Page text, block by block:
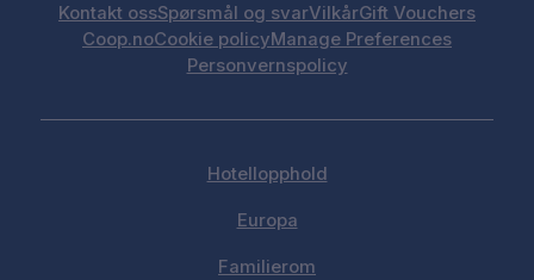
Kontakt ossSpørsmål og svarVilkårGift Vouchers
Coop.noCookie policyManage Preferences
Personvernspolicy
Hotellopphold
Europa
Familierom